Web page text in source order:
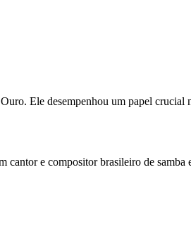
Ele desempenhou um papel crucial
cantor e compositor brasileiro de samba